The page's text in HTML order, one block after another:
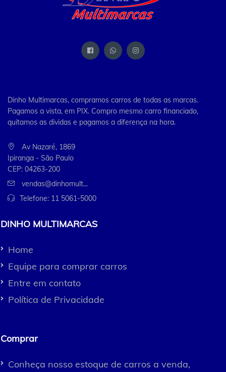
Dinho Multimarcas, compramos carros de todas as marcas.
Pagamos a vista, em PIX. Compro mesmo carro financiado,
quitamos as dividas e pagamos a diferença na hora.
Av Nazaré, 1869
Ipiranga - São Paulo
CEP: 04263-200
vendas@dinhomult...
Telefone: 11 5061-5000
DINHO MULTIMARCAS
Home
Equipe para comprar carros
Entre em contato
Política de Privacidade
Comprar
Conheça nosso estoque de carros a venda,